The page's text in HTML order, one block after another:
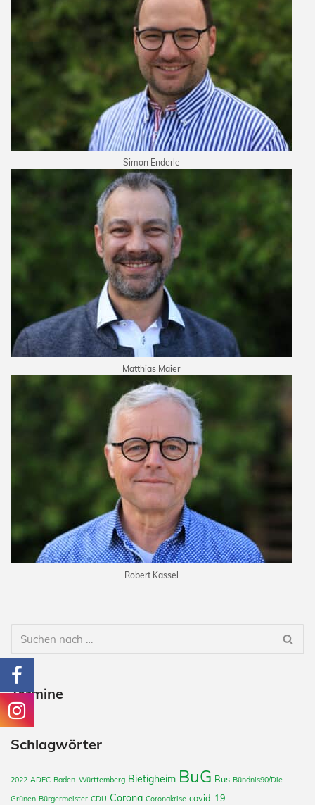
Simon Enderle
Matthias Maier
Robert Kassel
Termine
Schlagwörter
2022 ADFC Baden-Württemberg Bietigheim BuG Bus Bündnis90/Die
Grünen Bürgermeister CDU Corona Coronakrise covid-19